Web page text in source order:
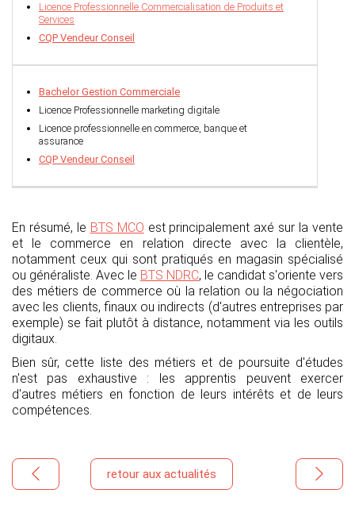
Licence Professionnelle Commercialisation de Produits et
Services
CQP Vendeur Conseil
Bachelor Gestion Commerciale
Licence Professionnelle marketing digitale
Licence professionnelle en commerce, banque et
assurance
CQP Vendeur Conseil
En résumé, le BTS MCO est principalement axé sur la vente
et le commerce en relation directe avec la clientèle,
notamment ceux qui sont pratiqués en magasin spécialisé
ou généraliste. Avec le BTS NDRC, le candidat s'oriente vers
des métiers de commerce où la relation ou la négociation
avec les clients, finaux ou indirects (d'autres entreprises par
exemple) se fait plutôt à distance, notamment via les outils
digitaux.
Bien sûr, cette liste des métiers et de poursuite d'études
n'est pas exhaustive : les apprentis peuvent exercer
d'autres métiers en fonction de leurs intérêts et de leurs
compétences.
retour aux actualités